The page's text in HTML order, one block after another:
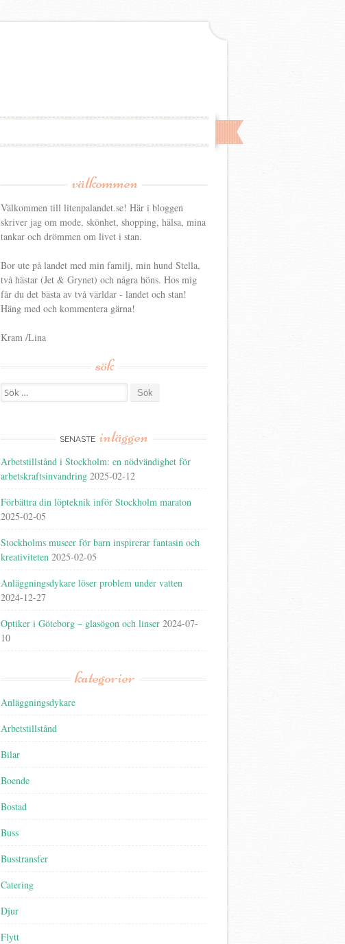
välkommen
Välkommen till litenpalandet.se! Här i bloggen
skriver jag om mode, skönhet, shopping, hälsa, mina
tankar och drömmen om livet i stan.
Bor ute på landet med min familj, min hund Stella,
två hästar (Jet & Grynet) och några höns. Hos mig
får du det bästa av två världar - landet och stan!
Häng med och kommentera gärna!
Kram /Lina
sök
Search
for:
SENASTE inläggen
Arbetstillstånd i Stockholm: en nödvändighet för
arbetskraftsinvandring 2025-02-12
Förbättra din löpteknik inför Stockholm maraton
2025-02-05
Stockholms museer för barn inspirerar fantasin och
kreativiteten 2025-02-05
Anläggningsdykare löser problem under vatten
2024-12-27
Optiker i Göteborg – glasögon och linser 2024-07-
10
kategorier
Anläggningsdykare
Arbetstillstånd
Bilar
Boende
Bostad
Buss
Busstransfer
Catering
Djur
Flytt